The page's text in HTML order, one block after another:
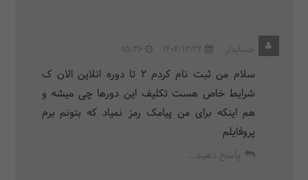
حسابدار 1404/12/22
15:36
سلام من ثبت نام کردم ۲ تا دوره انلاین الان ک
شرایط خاص هست تکلیف این دورها چی میشه و
هم اینکه برای من پیامک رمز نمیاد که بتونم برم
پروفایلم
پاسخ دهید...